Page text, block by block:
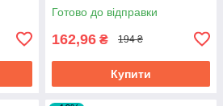
Готово до відправки
162,96 ₴ 194 ₴
Купити